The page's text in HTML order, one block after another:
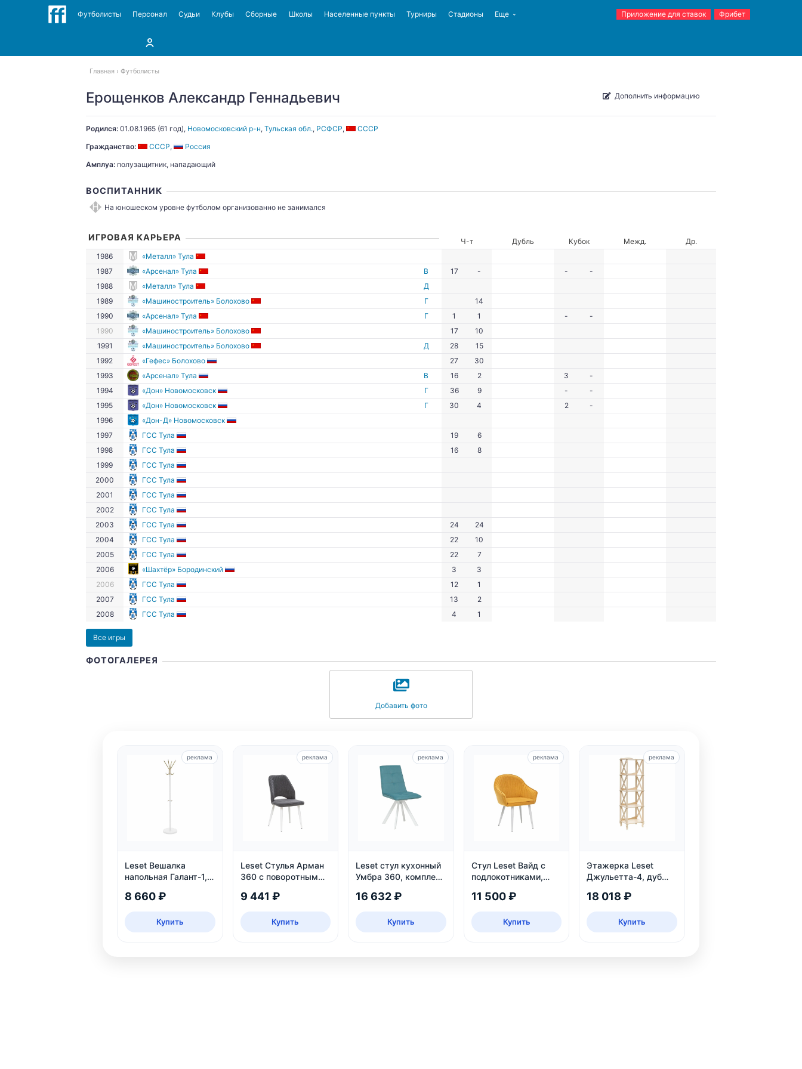
Футболисты Персонал Судьи Клубы Сборные Школы Населенные пункты Турниры Стадионы Еще Приложение для ставок Фрибет
Главная Футболисты
Ерощенков Александр Геннадьевич Дополнить информацию
Родился: 01.08.1965 (61 год), Новомосковский р-н, Тульская обл., РСФСР,
СССР
Гражданство:
СССР,
Россия
Амплуа: полузащитник, нападающий
ВОСПИТАННИК
На юношеском уровне футболом организованно не занимался
ИГРОВАЯ КАРЬЕРА Ч-т Дубль Кубок Межд.
Др.
1986
«Металл» Тула
1987
«Арсенал» Тула В 17 - -
-
1988
«Металл» Тула
Д
1989
«Машиностроитель» Болохово Г
14
1990
«Арсенал» Тула Г 1 1 -
-
1990
«Машиностроитель» Болохово 17
10
1991
«Машиностроитель» Болохово Д 28
15
1992
«Гефес» Болохово 27
30
1993
«Арсенал» Тула В 16 2 3
-
1994
«Дон» Новомосковск Г 36 9 -
-
1995
«Дон» Новомосковск Г 30 4 2
-
1996
«Дон-Д» Новомосковск
1997
ГСС Тула 19
6
1998
ГСС Тула 16
8
1999
ГСС Тула
2000
ГСС Тула
2001
ГСС Тула
2002
ГСС Тула
2003
ГСС Тула 24
24
2004
ГСС Тула 22
10
2005
ГСС Тула 22
7
2006
«Шахтёр» Бородинский 3
3
2006
ГСС Тула 12
1
2007
ГСС Тула 13
2
2008
ГСС Тула 4 1
Все игры
ФОТОГАЛЕРЕЯ
Добавить фото
Leset Вешалка
напольная Галант-1,
8 660 ₽
Купить
реклама
Leset Стулья Арман
360 с поворотным
9 441 ₽
Купить
реклама
Leset стул кухонный
Умбра 360, комплект
16 632 ₽
Купить
реклама
Стул Leset Вайд с
подлокотниками,
11 500 ₽
Купить
реклама
Этажерка Leset
Джульетта-4, дуб
18 018 ₽
Купить
реклама